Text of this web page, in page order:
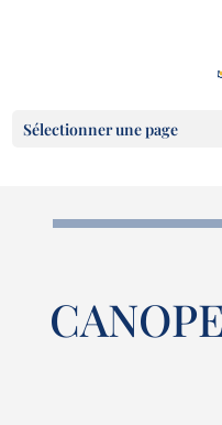
Sélectionner une page